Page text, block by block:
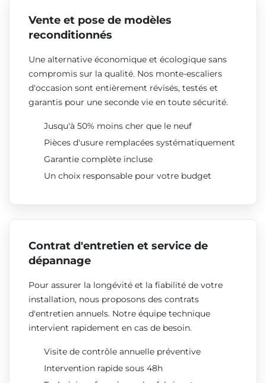
Vente et pose de modèles
reconditionnés
Une alternative économique et écologique sans
compromis sur la qualité. Nos monte-escaliers
d'occasion sont entièrement révisés, testés et
garantis pour une seconde vie en toute sécurité.
Jusqu'à 50% moins cher que le neuf
Pièces d'usure remplacées systématiquement
Garantie complète incluse
Un choix responsable pour votre budget
Contrat d'entretien et service de
dépannage
Pour assurer la longévité et la fiabilité de votre
installation, nous proposons des contrats
d'entretien annuels. Notre équipe technique
intervient rapidement en cas de besoin.
Visite de contrôle annuelle préventive
Intervention rapide sous 48h